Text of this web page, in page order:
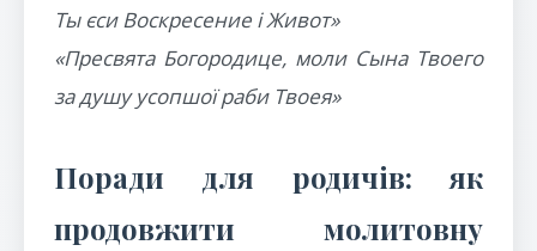
Ты єси Воскресение і Живот»
«Пресвята Богородице, моли Сына Твоего
за душу усопшої раби Твоея»
Поради для родичів: як
продовжити молитовну